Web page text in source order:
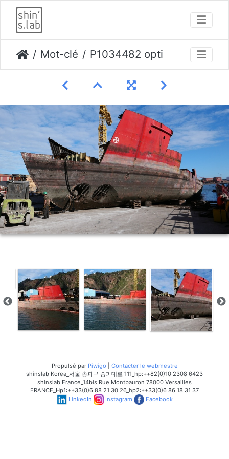
Mot-clé P1034482 opti
Propulsé par Piwigo
Contacter le webmestre
shinslab Korea_서울 송파구 송파대로 111_hp:++82(0)10 2308 6423
shinslab France_14bis Rue Montbauron 78000 Versailles
FRANCE_Hp1:++33(0)6 88 21 30 26_hp2:++33(0)6 86 18 31 37
LinkedIn
Instagram Facebook